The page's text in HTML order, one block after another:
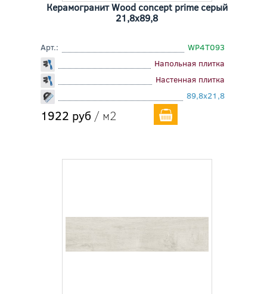
Керамогранит Wood concept prime серый
21,8x89,8
Арт.:
WP4T093
Напольная плитка
Настенная плитка
89,8x21,8
1922 руб / м2